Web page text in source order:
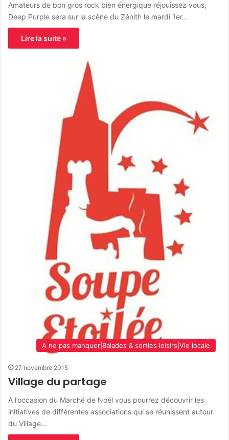
Amateurs de bon gros rock bien énergique réjouissez vous,
Deep Purple sera sur la scène du Zénith le mardi 1er…
Lire la suite »
A ne pas manquer|Balades & sorties loisirs|Vie locale
27 novembre 2015
Village du partage
A l’occasion du Marché de Noël vous pourrez découvrir les
initiatives de différentes associations qui se réunissent autour
du Village…